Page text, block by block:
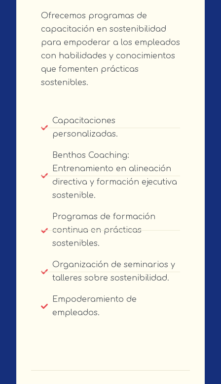
Ofrecemos programas de
capacitación en sostenibilidad
para empoderar a los empleados
con habilidades y conocimientos
que fomenten prácticas
sostenibles.
Capacitaciones
personalizadas.
Benthos Coaching:
Entrenamiento en alineación
directiva y formación ejecutiva
sostenible.
Programas de formación
continua en prácticas
sostenibles.
Organización de seminarios y
talleres sobre sostenibilidad.
Empoderamiento de
empleados.